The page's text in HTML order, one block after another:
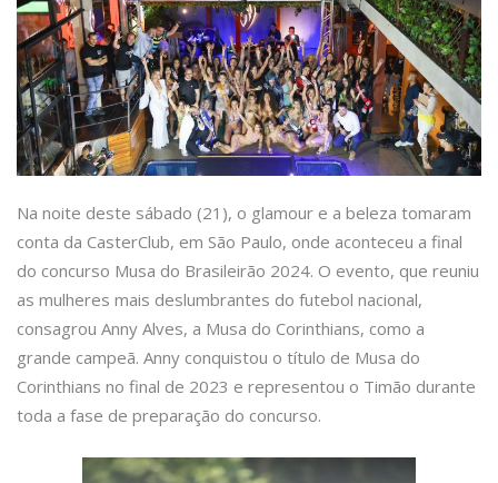
Na noite deste sábado (21), o glamour e a beleza tomaram
conta da CasterClub, em São Paulo, onde aconteceu a final
do concurso Musa do Brasileirão 2024. O evento, que reuniu
as mulheres mais deslumbrantes do futebol nacional,
consagrou Anny Alves, a Musa do Corinthians, como a
grande campeã. Anny conquistou o título de Musa do
Corinthians no final de 2023 e representou o Timão durante
toda a fase de preparação do concurso.